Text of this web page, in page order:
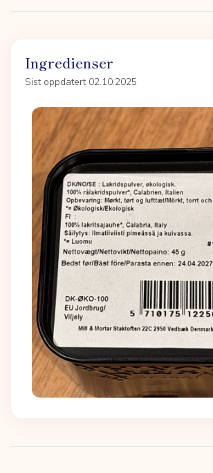
Ingredienser
Sist oppdatert 02.10.2025